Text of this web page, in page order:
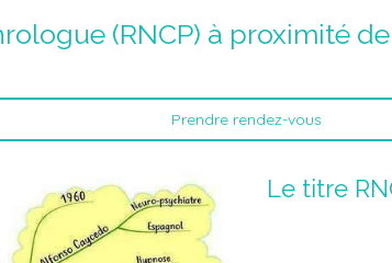
(RNCP) à proximité
Prendre rendez-vous
Le titre